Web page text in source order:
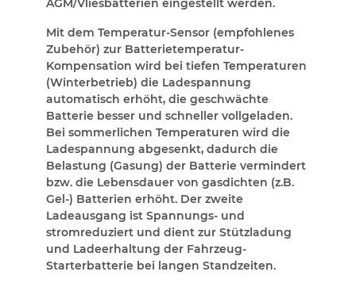
AGM/Vliesbatterien eingestellt werden.
Mit dem Temperatur-Sensor (empfohlenes
Zubehör) zur Batterietemperatur-
Kompensation wird bei tiefen Temperaturen
(Winterbetrieb) die Ladespannung
automatisch erhöht, die geschwächte
Batterie besser und schneller vollgeladen.
Bei sommerlichen Temperaturen wird die
Ladespannung abgesenkt, dadurch die
Belastung (Gasung) der Batterie vermindert
bzw. die Lebensdauer von gasdichten (z.B.
Gel-) Batterien erhöht. Der zweite
Ladeausgang ist Spannungs- und
stromreduziert und dient zur Stützladung
und Ladeerhaltung der Fahrzeug-
Starterbatterie bei langen Standzeiten.